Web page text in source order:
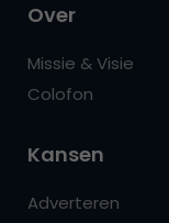
Over
Missie & Visie
Colofon
Kansen
Adverteren